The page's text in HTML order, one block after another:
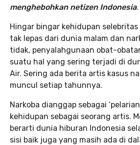
menghebohkan netizen Indonesia.
Hingar bingar kehidupan
tak lepas dari dunia malam dan
tidak, penyalahgunaan obat-
suatu hal yang sering terjadi di
Air. Sering ada berita artis kasus
muncul setiap tahunnya.
Narkoba dianggap sebagai
kehidupan sebagai seorang artis.
berarti dunia hiburan Indonesia
sisi baik juga yang masih ada di